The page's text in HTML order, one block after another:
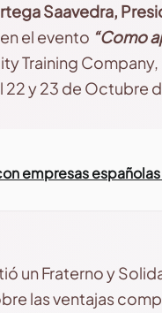
Saavedra,
el evento “Como
Training Company,
22 y 23 de Octubre
empresas
un Fraterno y
las ventajas